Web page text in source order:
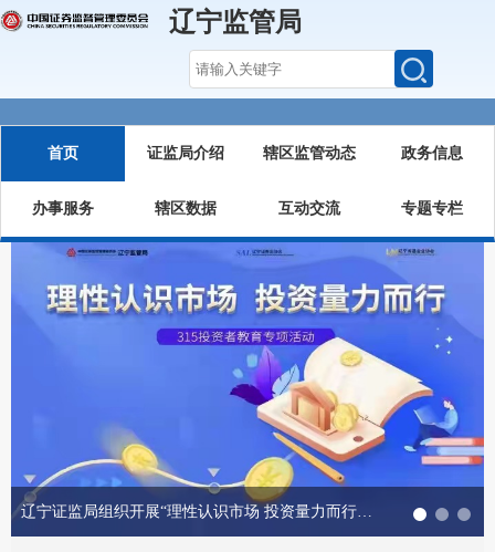
辽宁监管局
首页 证监局介绍 辖区监管动态 政务信息
办事服务 辖区数据 互动交流 专题专栏
辽宁证监局组织开展“理性认识市场 投资量力而行”投资者教育专项活动